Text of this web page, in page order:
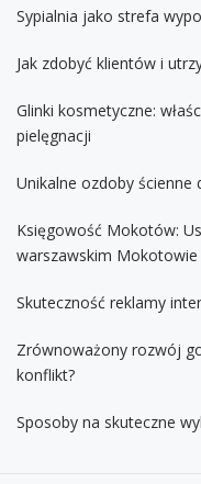
Sypialnia jako strefa
Jak zdobyć klientów i
Glinki kosmetyczne:
pielęgnacji
Unikalne ozdoby ścienne
Księgowość Mokotów:
warszawskim Mokotowie
Skuteczność reklamy
Zrównoważony rozwój
konflikt?
Sposoby na skuteczne